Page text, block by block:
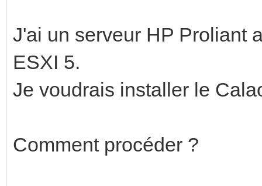
J'ai un serveur HP Proliant
ESXI 5.
Je voudrais installer le
Comment procéder ?